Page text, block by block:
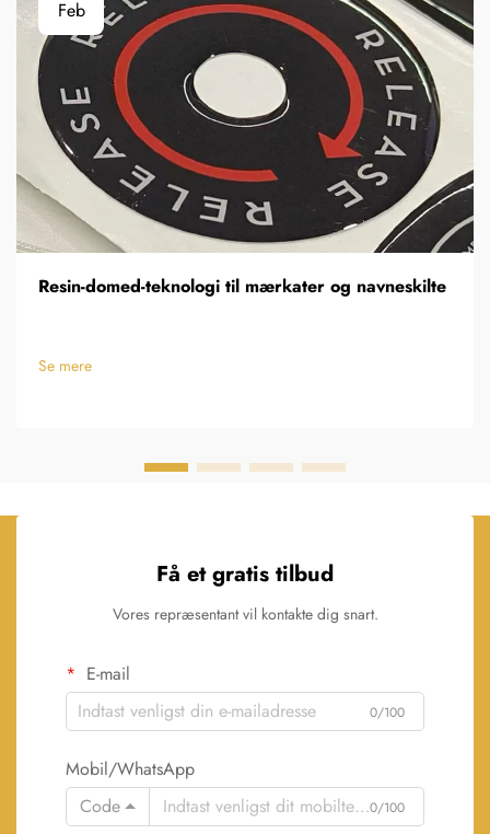
Feb
Resin-domed-teknologi til mærkater og navneskilte
Se mere
Få et gratis tilbud
Vores repræsentant vil kontakte dig snart.
E-mail
0/100
Mobil/WhatsApp
Code
0/100